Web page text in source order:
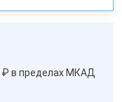
₽ в пределах МКАД